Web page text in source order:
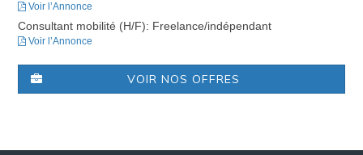
Voir l’Annonce
Consultant mobilité (H/F): Freelance/indépendant
Voir l’Annonce
VOIR NOS OFFRES